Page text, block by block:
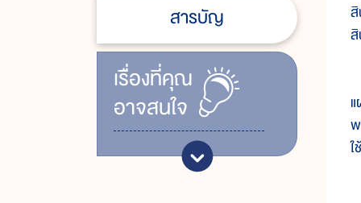
สารบัญ
เรื่ิองที่คุณ
อาจสนใจ